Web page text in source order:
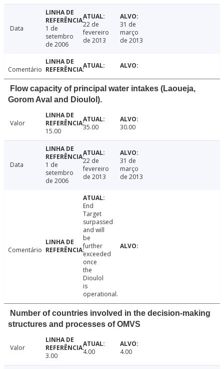
Data
1 de
setembro
de 2006
22 de
fevereiro
de 2013
31 de
março
de 2013
Comentário
Flow capacity of principal water intakes (Laoueja,
Gorom Aval and Dioulol).
Valor
15.00
35.00 30.00
Data
1 de
setembro
de 2006
22 de
fevereiro
de 2013
31 de
março
de 2013
Comentário
End
Target
surpassed
and will
be
further
exceeded
once
the
Dioulol
is
operational.
Number of countries involved in the decision-making
structures and processes of OMVS
Valor
3.00
4.00 4.00